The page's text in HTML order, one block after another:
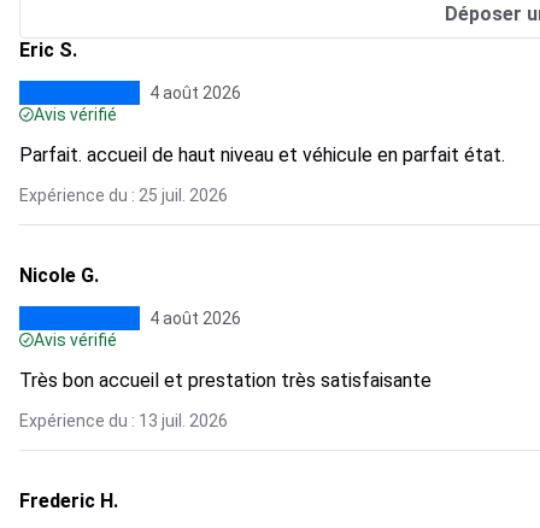
Déposer
Eric S.
4 août 2026
Avis vérifié
Parfait. accueil de haut niveau et véhicule en parfait état.
Expérience du : 25 juil. 2026
Nicole G.
4 août 2026
Avis vérifié
Très bon accueil et prestation très satisfaisante
Expérience du : 13 juil. 2026
Frederic H.